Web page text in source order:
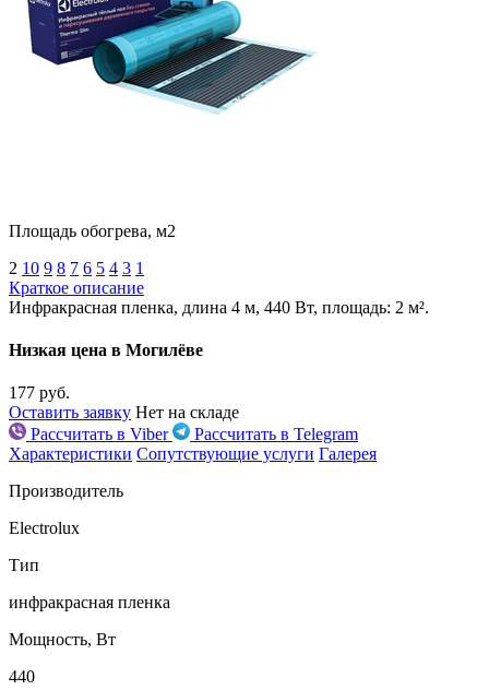
Площадь обогрева, м2
2 10 9 8 7 6 5 4 3 1
Краткое описание
Инфракрасная пленка, длина 4 м, 440 Вт, площадь: 2 м².
Низкая цена в Могилёве
177 руб.
Оставить заявку Нет на складе
Рассчитать в Viber
Рассчитать в Telegram
Характеристики Сопутствующие услуги Галерея
Производитель
Electrolux
Тип
инфракрасная пленка
Мощность, Вт
440